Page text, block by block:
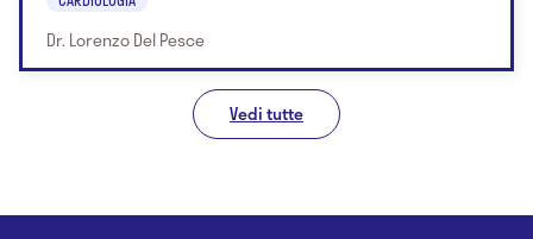
Dr. Lorenzo Del Pesce
Vedi tutte